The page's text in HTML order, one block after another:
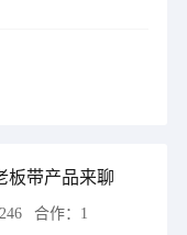
板带产品来聊
246 合作： 1